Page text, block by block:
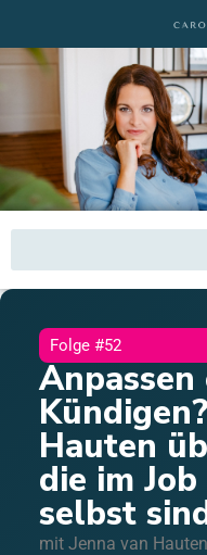
Folge #52
Anpassen
Hauten
die im
selbst
mit Jenna van